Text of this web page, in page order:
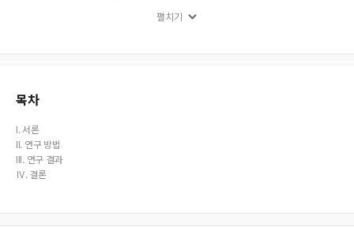
there is a need to discuss the importance and implementation process of cultu
d community units.
펼치기
목차
I. 서론
II. 연구 방법
III. 연구 결과
Ⅳ. 결론